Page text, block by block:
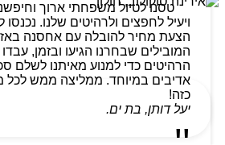
טסנו לטיול משפחתי ארוך
ויעיל לחפצים ולרהיטים שלנו.
הצעת מחיר להובלה עם אחסנה
המובילים שבחרנו הגיעו ובזמן,
הרהיטים כדי למנוע מאיתנו לשלם
אדיבים במיוחד. ממליצה ממש לכל
כזה!
יעל דותן, בת ים.